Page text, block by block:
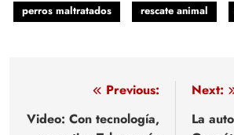
perros maltratados
rescate animal
Navegación
de
Previous:
Video: Con tecnología,
Next:
La